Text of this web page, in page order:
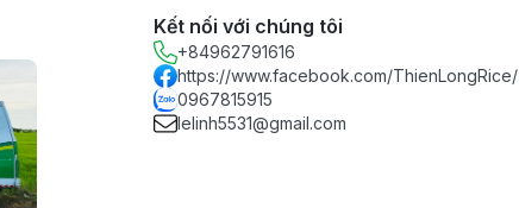
Kết nối với chúng tôi
+84962791616
https://www.facebook.com/ThienLongRice/
0967815915
lelinh5531@gmail.com